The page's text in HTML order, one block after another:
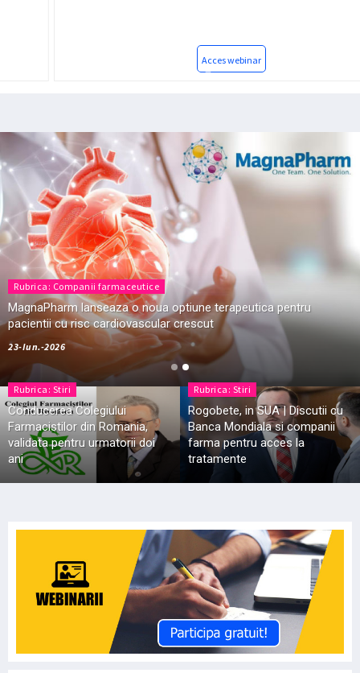
Acces webinar
Rubrica: Companii farmaceutice
MagnaPharm lanseaza o noua optiune terapeutica pentru
pacientii cu risc cardiovascular crescut
23-Iun.-2026
Rubrica: Stiri
Conducerea Colegiului
Farmacistilor din Romania,
validata pentru urmatorii doi
ani
Rubrica: Stiri
Rogobete, in SUA | Discutii cu
Banca Mondiala si companii
farma pentru acces la
tratamente